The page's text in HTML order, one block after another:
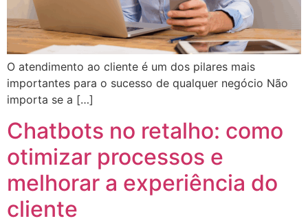
O atendimento ao cliente é um dos pilares mais
importantes para o sucesso de qualquer negócio Não
importa se a […]
Chatbots no retalho: como
otimizar processos e
melhorar a experiência do
cliente